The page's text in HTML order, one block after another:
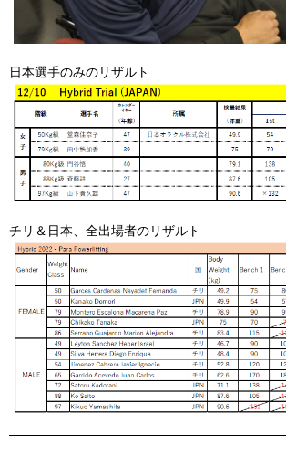
日本選手のみのリザルト
チリ＆日本、全出場者のリザルト